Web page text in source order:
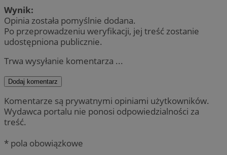
Wynik:
Opinia została pomyślnie dodana.
Po przeprowadzeniu weryfikacji, jej treść zostanie
udostępniona publicznie.
Trwa wysyłanie komentarza ...
Dodaj komentarz
Komentarze są prywatnymi opiniami użytkowników.
Wydawca portalu nie ponosi odpowiedzialności za
treść.
* pola obowiązkowe